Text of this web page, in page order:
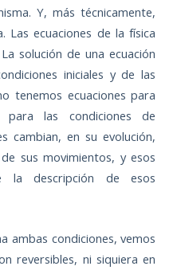
Y, más técnicamente,
Las ecuaciones de la física
solución de una ecuación
iniciales y de las
tenemos ecuaciones para
para las condiciones de
cambian, en su evolución,
sus movimientos, y esos
la descripción de esos
ambas condiciones, vemos
reversibles, ni siquiera en